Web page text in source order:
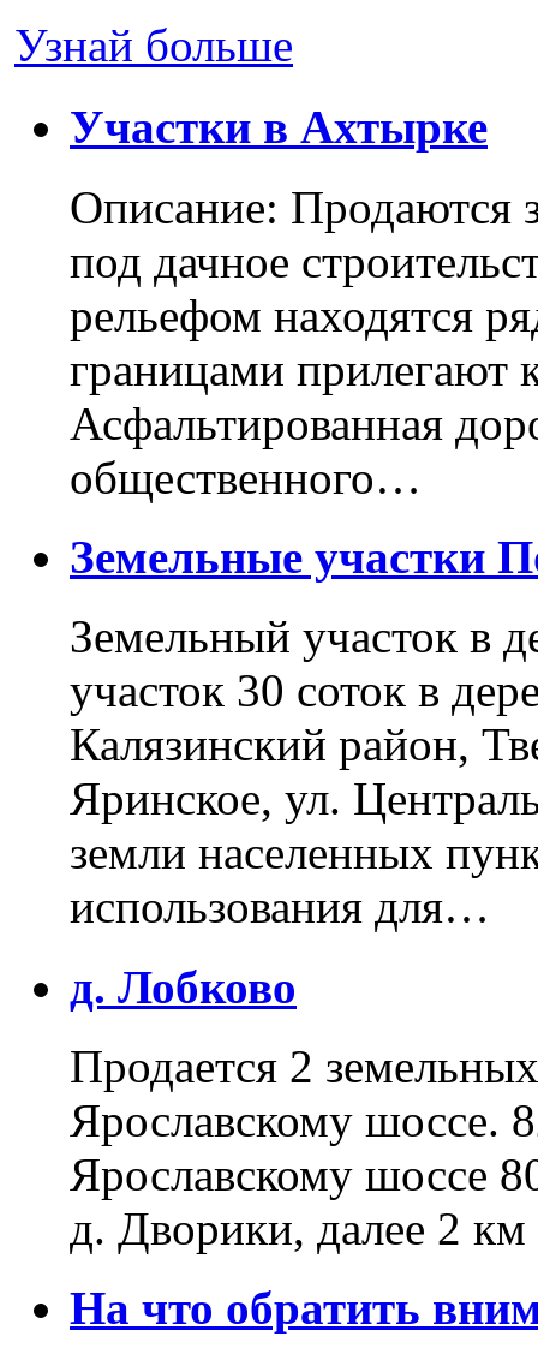
Узнай больше
Участки в Ахтырке
Описание: Продаются
под дачное
рельефом находятся
границами прилегают
Асфальтированная
общественного…
Земельные участки
Земельный участок в
участок 30 соток в
Калязинский район,
Яринское, ул.
земли населенных
использования для…
д. Лобково
Продается 2
Ярославскому
Ярославскому шоссе
д. Дворики, далее 2
На что обратить